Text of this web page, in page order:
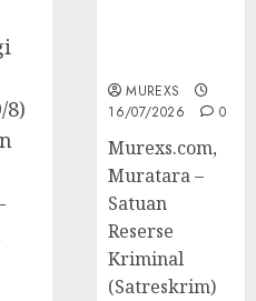
8)
MUREXS
16/07/2026
0
Murexs.com,
Muratara –
Satuan
Reserse
Kriminal
(Satreskrim)